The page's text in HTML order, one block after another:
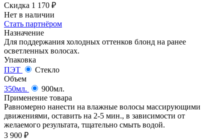
Скидка 1 170 ₽
Нет в наличии
Стать партнёром
Назначение
Для поддержания холодных оттенков блонд на ранее
осветленных волосах.
Упаковка
ПЭТ
Стекло
Объем
350мл.
900мл.
Применение товара
Равномерно нанести на влажные волосы массирующими
движениями, оставить на 2-5 мин., в зависимости от
желаемого результата, тщательно смыть водой.
3 900 ₽